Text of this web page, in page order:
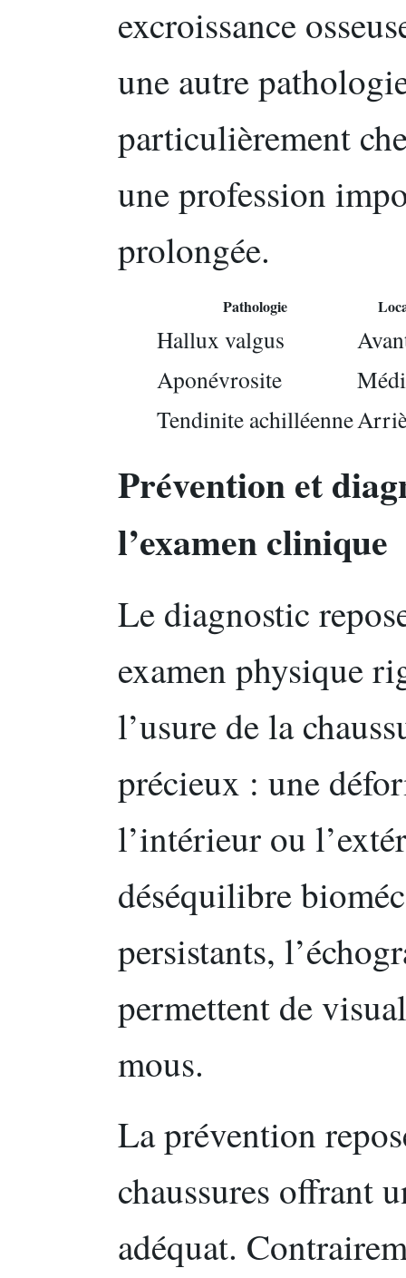
excroissance
une autre
particulièrement
une profession
prolongée.
Pathologie
Hallux valgus
Aponévrosite
Tendinite achilléenne
Prévention et
l’examen clinique
Le diagnostic
examen physique
l’usure de la
précieux : une
l’intérieur ou
déséquilibre
persistants,
permettent de
mous.
La prévention
chaussures offrant
adéquat.